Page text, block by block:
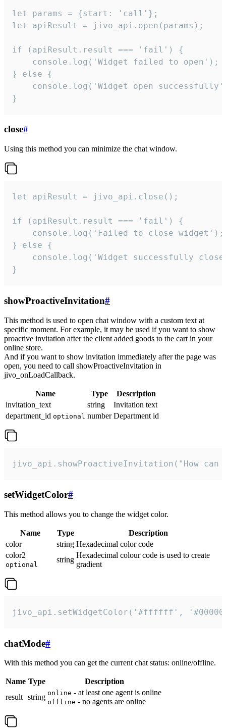
let params = {start: 'call'};
let apiResult = jivo_api.open(params);
if (apiResult.result === 'fail') {
    console.log('Widget failed to open');
} else {
console.log('Widget open
}
close#
Using this method you can minimize the chat window.
let apiResult = jivo_api.close();
if (apiResult.result === 'fail') {
    console.log('Failed to close widget');
} else {
console.log('Widget successfully
}
showProactiveInvitation#
This method is used to open chat window with a custom text at
specific moment. For example, it may be used if you want to show
proactive invitation after the client added goods to the cart in your
online store.
And if you want to show invitation immediately after the page was
open, you need to call showProactiveInvitation in
jivo_onLoadCallback.
Name Type
Description
invitation_text
string
Invitation text
department_id optional number Department id
jivo_api.showProactiveInvitation("How
setWidgetColor#
This method allows you to change the widget color.
Name Type
Description
color
string Hexadecimal color code
color2
optional
string
Hexadecimal colour code is used to create
gradient
jivo_api.setWidgetColor('#ffffff',
chatMode#
With this method you can get the current chat status: online/offline.
Name Type
Description
result string online - at least one agent is online
offline - no agents are online